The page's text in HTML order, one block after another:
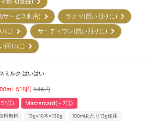
サービス利用)
ラクマ(買い回りに)
りに)
サーティワン(買い回りに)
回りに)
ミルク はいはい
518円 545円
㌽) Mastercard(＋7㌽)
料無料 13g×10本=130g 100mlあたり13g使用